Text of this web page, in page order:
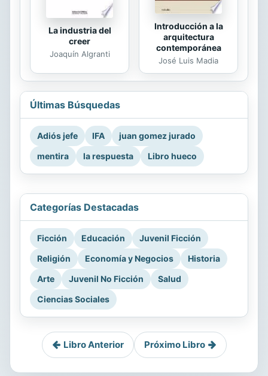
La industria del
creer
Joaquín Algranti
Introducción a la
arquitectura
contemporánea
José Luis Madia
Últimas Búsquedas
Adiós jefe IFA
juan gomez jurado
mentira
la respuesta Libro hueco
Categorías Destacadas
Ficción Educación
Juvenil Ficción
Religión
Economía y Negocios
Historia
Arte
Juvenil No Ficción
Salud
Ciencias Sociales
Libro Anterior Próximo Libro